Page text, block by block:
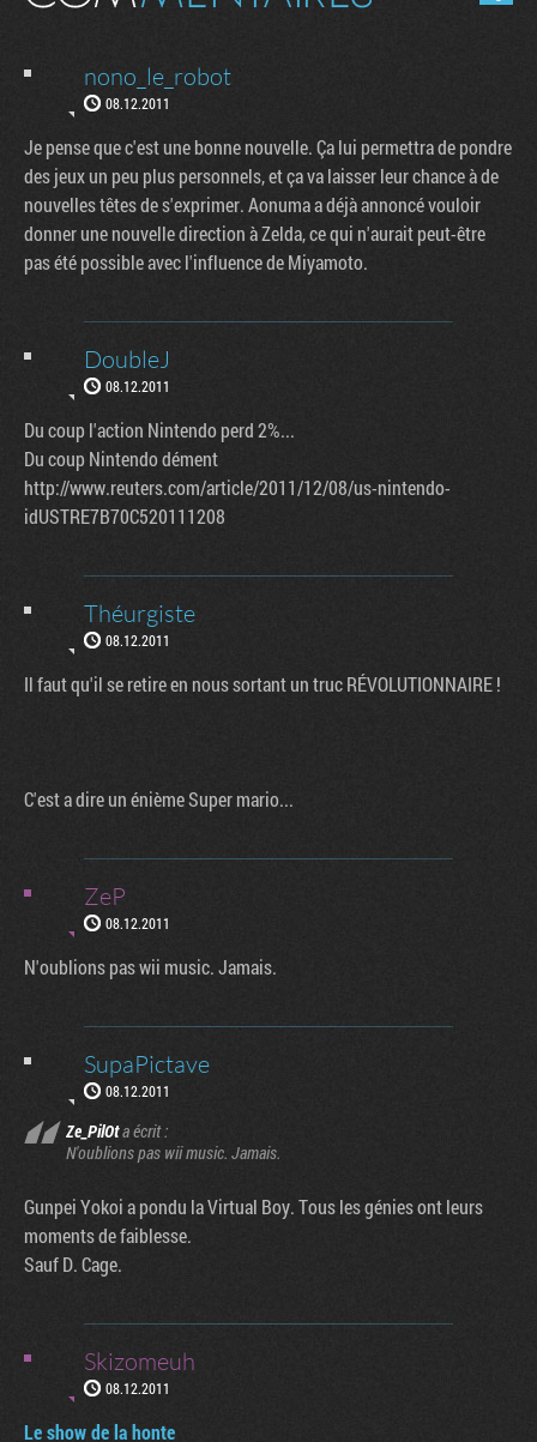
nono_le_robot
08.12.2011
Je pense que c'est une bonne nouvelle. Ça lui permettra de pondre
des jeux un peu plus personnels, et ça va laisser leur chance à de
nouvelles têtes de s'exprimer. Aonuma a déjà annoncé vouloir
donner une nouvelle direction à Zelda, ce qui n'aurait peut-être
pas été possible avec l'influence de Miyamoto.
DoubleJ
08.12.2011
Du coup l'action Nintendo perd 2%...
Du coup Nintendo dément
http://www.reuters.com/article/2011/12/08/us-nintendo-
idUSTRE7B70C520111208
Théurgiste
08.12.2011
Il faut qu'il se retire en nous sortant un truc RÉVOLUTIONNAIRE !
C'est a dire un énième Super mario...
ZeP
08.12.2011
N'oublions pas wii music. Jamais.
SupaPictave
08.12.2011
Ze_PilOta écrit :
N'oublions pas wii music. Jamais.
Gunpei Yokoi a pondu la Virtual Boy. Tous les génies ont leurs
moments de faiblesse.
Sauf D. Cage.
Skizomeuh
08.12.2011
Le show de la honte